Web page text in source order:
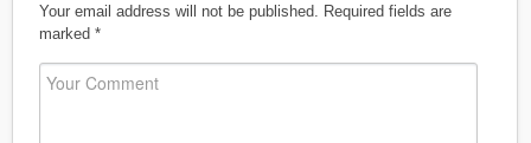
Your email address will not be published.
Required fields are
marked *